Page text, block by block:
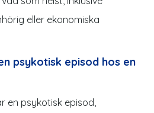
eller ekonomiska
psykotisk episod hos en
en psykotisk episod,